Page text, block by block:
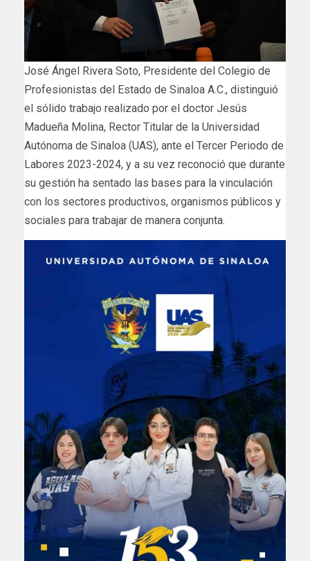
José Ángel Rivera Soto, Presidente del Colegio de
Profesionistas del Estado de Sinaloa A.C., distinguió
el sólido trabajo realizado por el doctor Jesús
Madueña Molina, Rector Titular de la Universidad
Autónoma de Sinaloa (UAS), ante el Tercer Periodo de
Labores 2023-2024, y a su vez reconoció que durante
su gestión ha sentado las bases para la vinculación
con los sectores productivos, organismos públicos y
sociales para trabajar de manera conjunta.